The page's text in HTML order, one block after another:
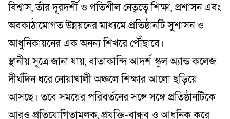
বিশ্বাস, তাঁর দূরদর্শী ও গতিশীল নেতৃত্বে শিক্ষা, প্রশাসন এবং
অবকাঠামোগত উন্নয়নের মাধ্যমে প্রতিষ্ঠানটি সুশাসন ও
আধুনিকায়নের এক অনন্য শিখরে পৌঁছাবে।
​স্থানীয় সূত্রে জানা যায়, বাতাকান্দি আদর্শ স্কুল অ্যান্ড কলেজ
দীর্ঘদিন ধরে নোয়াখালী অঞ্চলে শিক্ষার আলো ছড়িয়ে
আসছে। তবে সময়ের পরিবর্তনের সঙ্গে সঙ্গে প্রতিষ্ঠানটিকে
আরও প্রতিযোগিতামূলক, প্রযুক্তি-বান্ধব ও আধুনিক করে